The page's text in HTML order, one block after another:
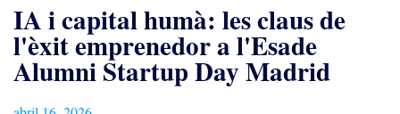
IA i capital humà: les claus de
l'èxit emprenedor a l'Esade
Alumni Startup Day Madrid